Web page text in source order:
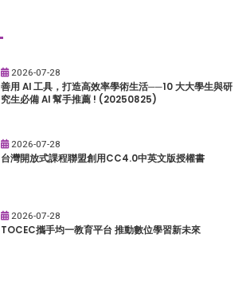
2026-07-28
善用 AI 工具，打造高效率學術生活──10 大大學生與研
究生必備 AI 幫手推薦 ! (20250825)
2026-07-28
台灣開放式課程聯盟創用CC4.0中英文版授權書
2026-07-28
TOCEC攜手均一教育平台 推動數位學習新未來